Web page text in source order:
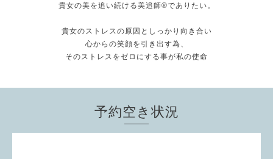
貴女の美を追い続ける美追師®️でありたい。
貴女のストレスの原因としっかり向き合い
心からの笑顔を引き出す為、
そのストレスをゼロにする事が私の使命
予約空き状況